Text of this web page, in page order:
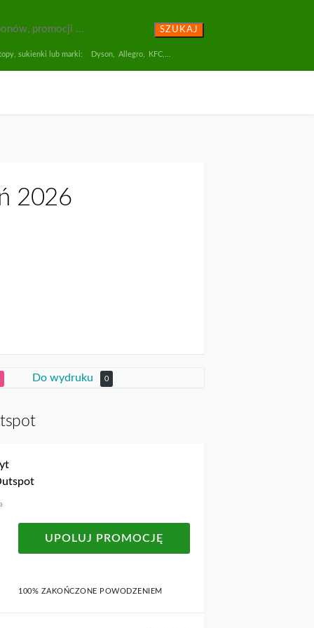
SZUKAJ
sukienki lub marki: Dyson Allegro KFC
2026
Do wydruku 0
UPOLUJ PROMOCJĘ
100% ZAKOŃCZONE POWODZENIEM